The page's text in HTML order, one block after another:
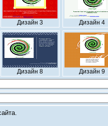
Дизайн 3 Дизайн 4
Дизайн 8 Дизайн 9